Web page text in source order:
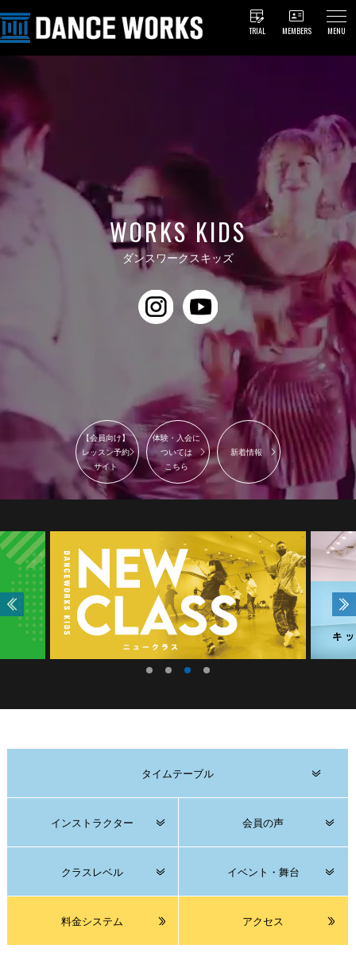
TRIAL MEMBERS MENU
WORKS KIDS
ダンスワークスキッズ
【会員向け】
レッスン予約
サイト
体験・入会に
ついては
こちら
新着情報
タイムテーブル
インストラクター 会員の声
クラスレベル イベント・舞台
料金システム アクセス